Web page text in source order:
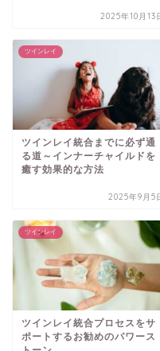
2025年10月13
ツインレイ
ツインレイ統合までに必ず通
る道～インナーチャイルドを
癒す効果的な方法
2025年9月5
ツインレイ
ツインレイ統合プロセスをサ
ポートするお勧めのパワース